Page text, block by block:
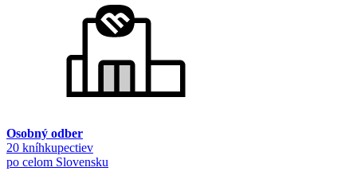
Osobný odber
20 kníhkupectiev
po celom Slovensku